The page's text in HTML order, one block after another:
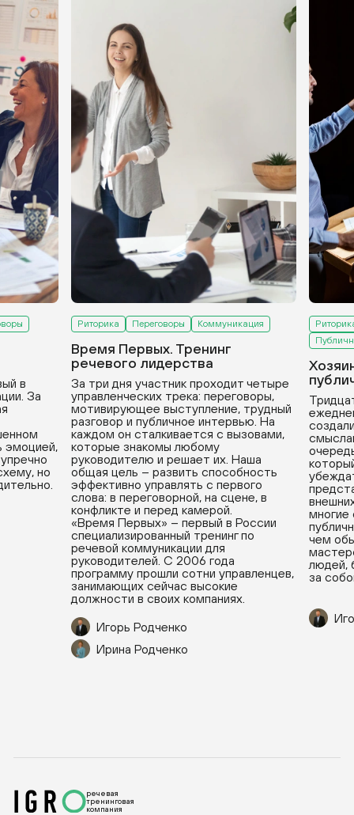
в
За
эмоцией,
но
Риторика Переговоры Коммуникация
Время Первых. Тренинг
речевого лидерства
За три дня участник проходит четыре
управленческих трека: переговоры,
мотивирующее выступление, трудный
разговор и публичное интервью. На
каждом он сталкивается с вызовами,
которые знакомы любому
руководителю и решает их. Наша
общая цель – развить способность
эффективно управлять с первого
слова: в переговорной, на сцене, в
конфликте и перед камерой.
«Время Первых» – первый в России
специализированный тренинг по
речевой коммуникации для
руководителей. С 2006 года
программу прошли сотни управленцев,
занимающих сейчас высокие
должности в своих компаниях.
Игорь Родченко
Ирина Родченко
многие
чем
людей,
за
речевая
тренинговая
компания